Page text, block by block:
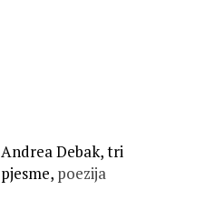
Andrea Debak, tri
pjesme, poezija